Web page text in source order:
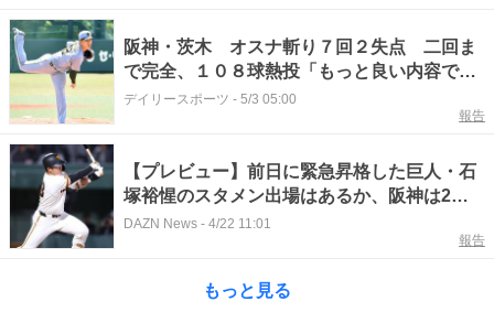
阪神・茨木 オスナ斬り７回２失点 二回ま
で完全、１０８球熱投「もっと良い内容で終
われるように」
デイリースポーツ - 5/3 05:00
報告
【プレビュー】前日に緊急昇格した巨人・石
塚裕惺のスタメン出場はあるか、阪神は2勝
目を目指す茨木秀俊が先発、ほか｜セ・リー
DAZN News - 4/22 11:01
報告
もっと見る